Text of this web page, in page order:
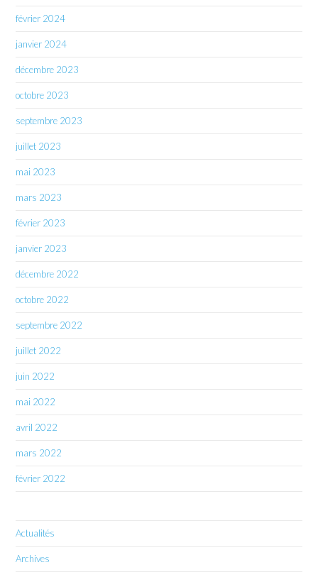
février 2024
janvier 2024
décembre 2023
octobre 2023
septembre 2023
juillet 2023
mai 2023
mars 2023
février 2023
janvier 2023
décembre 2022
octobre 2022
septembre 2022
juillet 2022
juin 2022
mai 2022
avril 2022
mars 2022
février 2022
Actualités
Archives